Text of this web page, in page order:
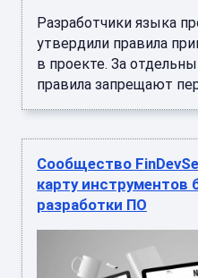
Разработчики языка
утвердили правила
в проекте. За
правила запрещают
Сообщество
карту инструментов
разработки ПО